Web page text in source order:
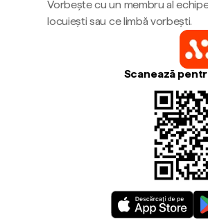
Vorbește cu un membru al
locuiești sau ce limbă vorbești.
Scanează